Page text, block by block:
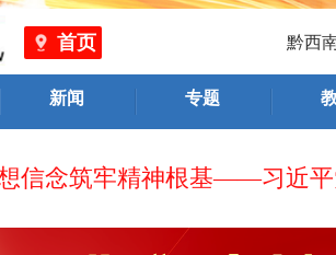
首页 黔西南州市
新闻 专题
主动把握时代航向——习近
信念筑牢精神根基——习近